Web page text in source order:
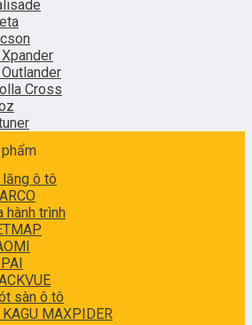
Cross
ô tô
hành trình
sàn ô tô
MAXPIDER